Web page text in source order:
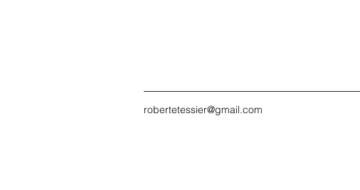
robertetessier@gmail.com